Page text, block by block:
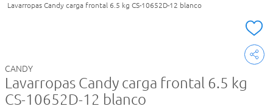
Lavarropas Candy carga frontal 6.5 kg CS-10652D-12 blanco
CANDY
Lavarropas Candy carga frontal 6.5 kg
CS-10652D-12 blanco
Doves